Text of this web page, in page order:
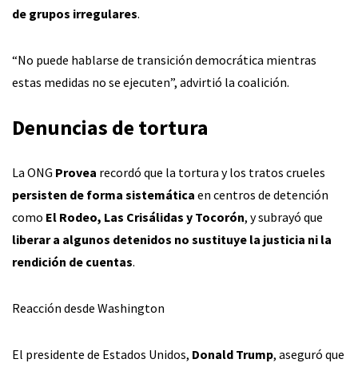
de grupos irregulares.
“No puede hablarse de transición democrática mientras
estas medidas no se ejecuten”, advirtió la coalición.
Denuncias de tortura
La ONG Provea recordó que la tortura y los tratos crueles
persisten de forma sistemática en centros de detención
como El Rodeo, Las Crisálidas y Tocorón, y subrayó que
liberar a algunos detenidos no sustituye la justicia ni la
rendición de cuentas.
Reacción desde Washington
El presidente de Estados Unidos, Donald Trump, aseguró que